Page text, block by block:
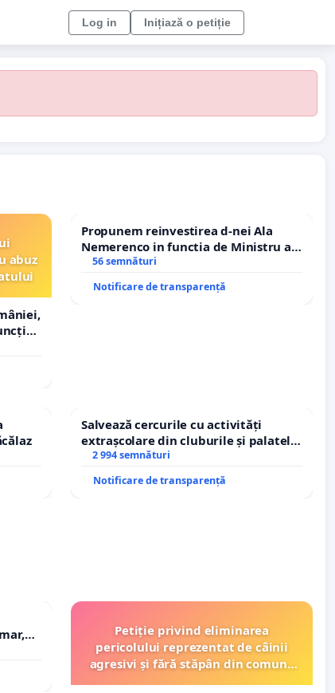
Log in Inițiază o petiție
abuz
Propunem reinvestirea d-nei Ala
Nemerenco in functia de Ministru al
Sanatatii
56 semnături
Notificare de transparență
Salvează cercurile cu activități
extrașcolare din cluburile și palatele
copiilor
2 994 semnături
Notificare de transparență
Petiție privind eliminarea
pericolului reprezentat de câinii
agresivi și fără stăpân din comuna